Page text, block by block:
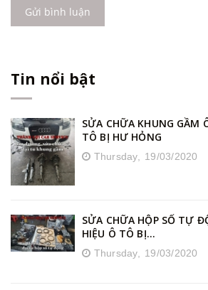
Gửi bình luận
Tin nổi bật
SỬA CHỮA KHUNG GẦM
TÔ BỊ HƯ HỎNG
Thursday, 19/03/2020
SỬA CHỮA HỘP SỐ TỰ
HIỆU Ô TÔ BỊ...
Thursday, 19/03/2020